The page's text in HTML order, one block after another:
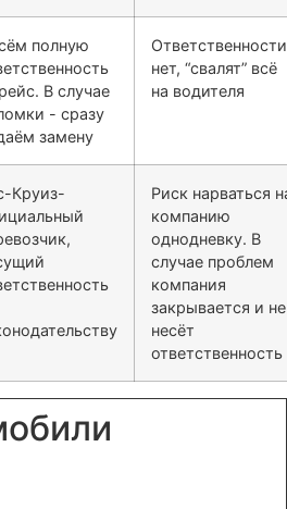
полную
В случае
- сразу
замену
Ответственности
нет, “свалят” всё
на водителя
Круиз-
Риск нарваться
компанию
однодневку. В
случае проблем
компания
закрывается и не
несёт
ответственность